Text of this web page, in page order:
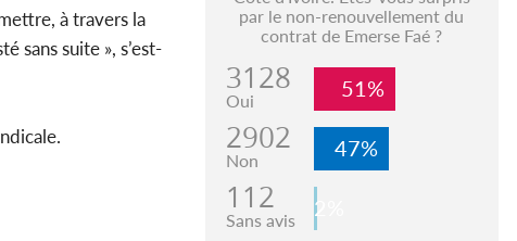
à travers la
sans suite », s’est-
par le non-renouvellement du
contrat de Emerse Faé ?
3128
Oui 51%
2902
Non 47%
112
Sans avis 2%